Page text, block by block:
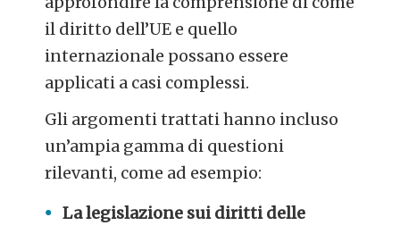
il diritto dell’UE e quello
internazionale possano essere
applicati a casi complessi.
Gli argomenti trattati hanno incluso
un’ampia gamma di questioni
rilevanti, come ad esempio:
La legislazione sui diritti delle